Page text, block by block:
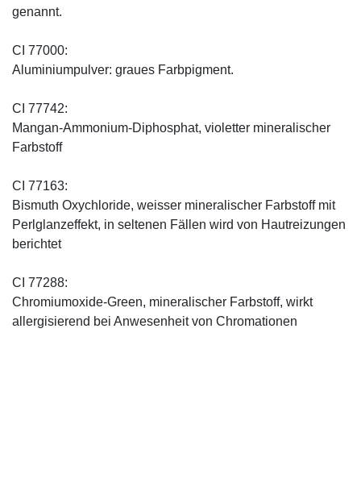
genannt.
CI 77000:
Aluminiumpulver: graues Farbpigment.
CI 77742:
Mangan-Ammonium-Diphosphat, violetter mineralischer
Farbstoff
CI 77163:
Bismuth Oxychloride, weisser mineralischer Farbstoff mit
Perlglanzeffekt, in seltenen Fällen wird von Hautreizungen
berichtet
CI 77288:
Chromiumoxide-Green, mineralischer ­Farbstoff, wirkt
allergisierend bei Anwesenheit von Chromationen